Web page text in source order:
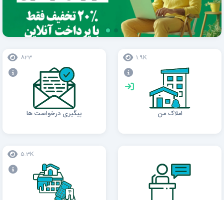
املاک من
1.9K
پیگیری درخواست ها
823
5.3K